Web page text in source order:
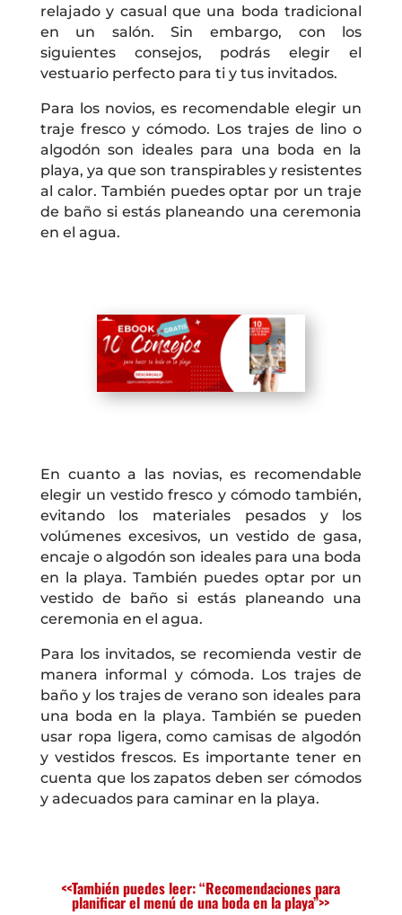
relajado y casual que una boda tradicional
en un salón. Sin embargo, con los
siguientes consejos, podrás elegir el
vestuario perfecto para ti y tus invitados.
Para los novios, es recomendable elegir un
traje fresco y cómodo. Los trajes de lino o
algodón son ideales para una boda en la
playa, ya que son transpirables y resistentes
al calor. También puedes optar por un traje
de baño si estás planeando una ceremonia
en el agua.
En cuanto a las novias, es recomendable
elegir un vestido fresco y cómodo también,
evitando los materiales pesados y los
volúmenes excesivos, un vestido de gasa,
encaje o algodón son ideales para una boda
en la playa. También puedes optar por un
vestido de baño si estás planeando una
ceremonia en el agua.
Para los invitados, se recomienda vestir de
manera informal y cómoda. Los trajes de
baño y los trajes de verano son ideales para
una boda en la playa. También se pueden
usar ropa ligera, como camisas de algodón
y vestidos frescos. Es importante tener en
cuenta que los zapatos deben ser cómodos
y adecuados para caminar en la playa.
<<También puedes leer: “Recomendaciones para
planificar el menú de una boda en la playa”>>